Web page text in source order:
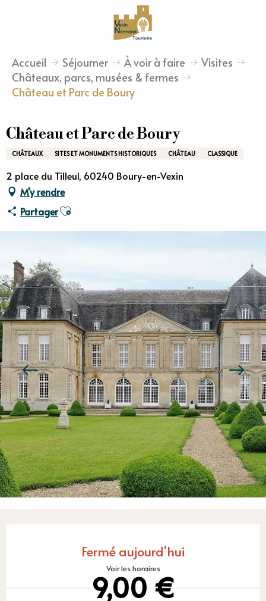
Accueil Séjourner À voir à faire
Visites
Châteaux, parcs, musées & fermes
Château et Parc de Boury
Château et Parc de Boury
CHÂTEAUX SITES ET MONUMENTS HISTORIQUES CHÂTEAU CLASSIQUE
2 place du Tilleul, 60240 Boury-en-Vexin
M'y rendre
PartagerAjouter aux favoris
Fermé aujourd'hui
Voir les horaires
9,00 €